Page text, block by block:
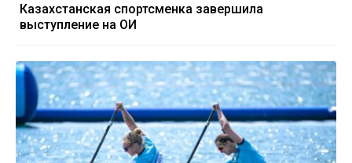
Казахстанская спортсменка завершила
выступление на ОИ